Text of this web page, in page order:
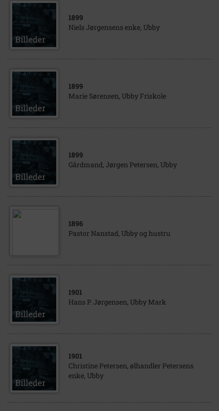
1899
Niels Jørgensens enke, Ubby
1899
Marie Sørensen, Ubby Friskole
1899
Gårdmand, Jørgen Petersen, Ubby
1896
Pastor Nanstad, Ubby og hustru
1901
Hans P. Jørgensen, Ubby Mark
1901
Christine Petersen, ølhandler Petersens
enke, Ubby